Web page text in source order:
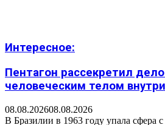
Интересное:
Пентагон рассекретил
человеческим телом внутри
08.08.202608.08.2026
В Бразилии в 1963 году упала сфера